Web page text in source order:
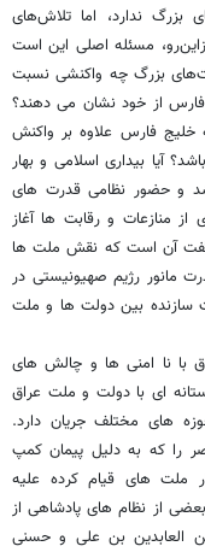
بزرگ ندارد، اما تلاش‌های
مسئله اصلی این است
بزرگ چه واکنشی نسبت
فارس از خود نشان می دهند؟
خلیج فارس علاوه بر واکنش
آیا بیداری اسلامی و بهار
و حضور نظامی قدرت های
منازعات و رقابت ها آغاز
گفت آن است که نقش ملت ها
مانور رژیم صهیونیستی در
سازنده بین دولت ها و ملت
با نا امنی ها و چالش های
ای با دولت و ملت عراق
های مختلف جریان دارد.
را که به دلیل پیمان کمپ
ملت های قیام کرده علیه
بعضی از نظام های پادشاهی از
العابدین بن علی و حسنی